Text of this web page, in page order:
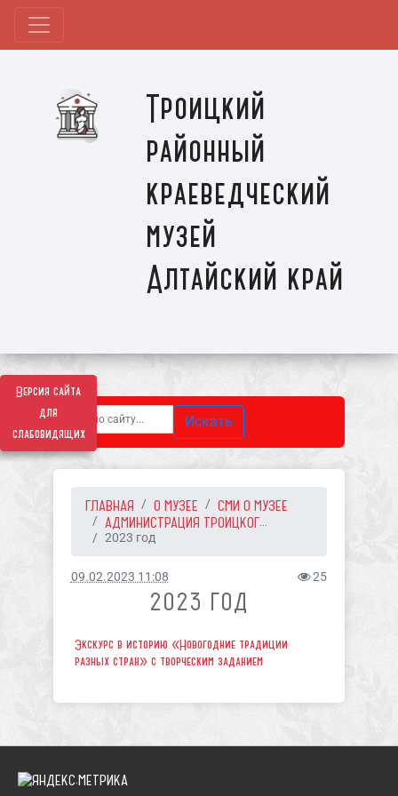
Версия сайта
для
слабовидящих
Троицкий
районный
краеведческий
музей
Алтайский край
Искать
ГЛАВНАЯ О МУЗЕЕ
СМИ О МУЗЕЕ
АДМИНИСТРАЦИЯ ТРОИЦКОГ...
2023 год
09.02.2023 11:08 25
2023 ГОД
Экскурс в историю «Новогодние традиции
разных стран» с творческим заданием